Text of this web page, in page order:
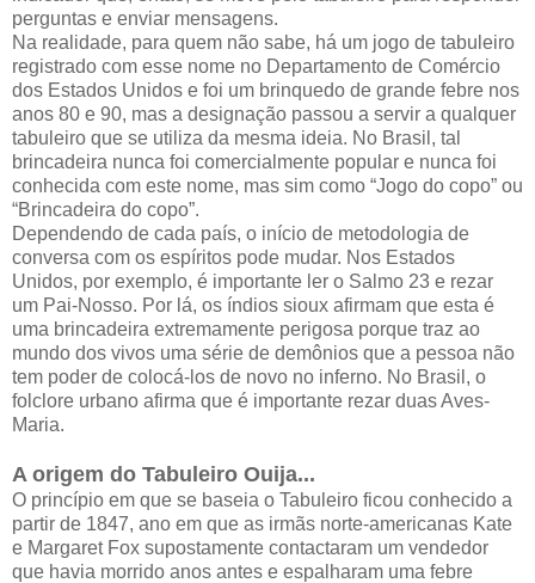
perguntas e enviar mensagens.
Na realidade, para quem não sabe, há um jogo de tabuleiro
registrado com esse nome no Departamento de Comércio
dos Estados Unidos e foi um brinquedo de grande febre nos
anos 80 e 90, mas a designação passou a servir a qualquer
tabuleiro que se utiliza da mesma ideia. No Brasil, tal
brincadeira nunca foi comercialmente popular e nunca foi
conhecida com este nome, mas sim como “Jogo do copo” ou
“Brincadeira do copo”.
Dependendo de cada país, o início de metodologia de
conversa com os espíritos pode mudar. Nos Estados
Unidos, por exemplo, é importante ler o Salmo 23 e rezar
um Pai-Nosso. Por lá, os índios sioux afirmam que esta é
uma brincadeira extremamente perigosa porque traz ao
mundo dos vivos uma série de demônios que a pessoa não
tem poder de colocá-los de novo no inferno. No Brasil, o
folclore urbano afirma que é importante rezar duas Aves-
Maria.
A origem do Tabuleiro Ouija...
O princípio em que se baseia o Tabuleiro ficou conhecido a
partir de 1847, ano em que as irmãs norte-americanas Kate
e Margaret Fox supostamente contactaram um vendedor
que havia morrido anos antes e espalharam uma febre